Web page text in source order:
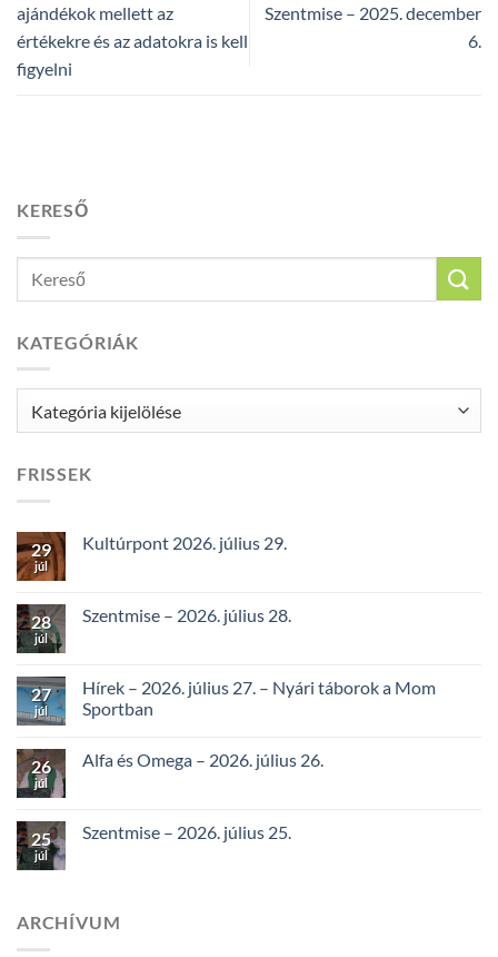
ajándékok mellett az
értékekre és az adatokra is kell
figyelni
Szentmise – 2025. december
6.
KERESŐ
KATEGÓRIÁK
FRISSEK
29
júl
Kultúrpont 2026. július 29.
28
júl
Szentmise – 2026. július 28.
27
júl
Hírek – 2026. július 27. – Nyári táborok a Mom
Sportban
26
júl
Alfa és Omega – 2026. július 26.
25
júl
Szentmise – 2026. július 25.
ARCHÍVUM